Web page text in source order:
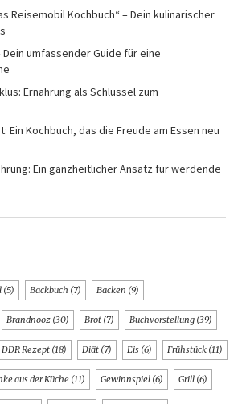
Reisemobil Kochbuch“ – Dein kulinarischer
Dein umfassender Guide für eine
Ernährung als Schlüssel zum
Ein Kochbuch, das die Freude am Essen neu
Ein ganzheitlicher Ansatz für werdende
(5) Backbuch (7) Backen (9)
Brandnooz (30) Brot (7) Buchvorstellung (39)
DDR Rezept (18) Diät (7) Eis (6) Frühstück (11)
aus der Küche (11) Gewinnspiel (6) Grill (6)